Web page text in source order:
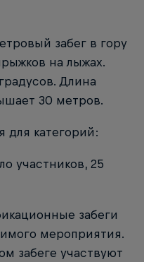
забег в гору
на лыжах.
Длина
30 метров.
для категорий:
участников, 25
забеги
мероприятия.
забеге участвуют